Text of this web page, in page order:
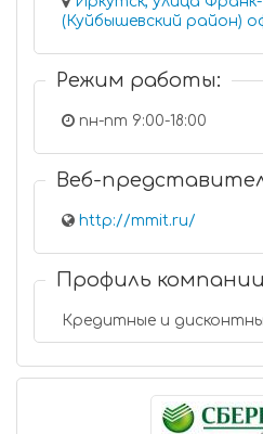
Режим работы:
пн-пт 9:00-18:00
Веб-
http://mmit.ru/
Профиль компании
Кредитные и